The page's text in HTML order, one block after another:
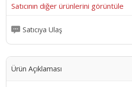
Satıcının diğer ürünlerini görüntüle
Satıcıya Ulaş
Ürün Açıklaması